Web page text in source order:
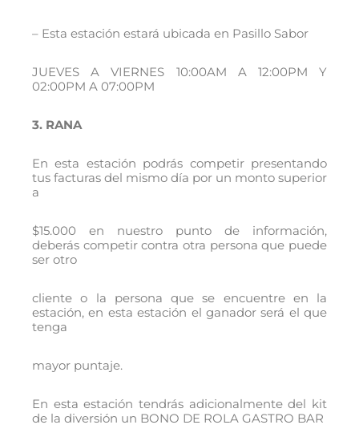
– Esta estación estará ubicada en Pasillo Sabor
JUEVES A VIERNES 10:00AM A 12:00PM Y
02:00PM A 07:00PM
3. RANA
En esta estación podrás competir presentando
tus facturas del mismo día por un monto superior
a
$15.000 en nuestro punto de información,
deberás competir contra otra persona que puede
ser otro
cliente o la persona que se encuentre en la
estación, en esta estación el ganador será el que
tenga
mayor puntaje.
En esta estación tendrás adicionalmente del kit
de la diversión un BONO DE ROLA GASTRO BAR